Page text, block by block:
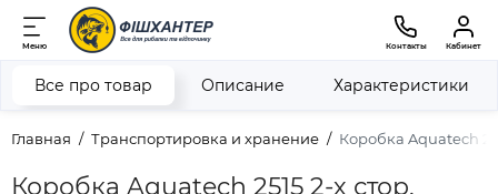
Меню Контакты Кабинет
Главная Транспортировка и хранение Коробка Aquatech
Коробка Aquatech 2515 2-х стор.
Все про товар Описание Характеристики